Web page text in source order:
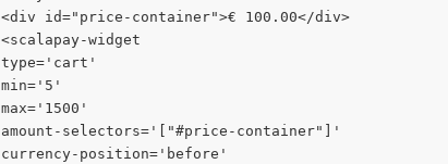
<div id="price-container">€ 100.00</div>
<scalapay-widget
type='cart'
min='5'
max='1500'
amount-selectors='["#price-container"]'
currency-position='before'